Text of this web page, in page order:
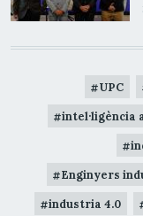
UPC
intel·ligència
Enginyers
industria 4.0